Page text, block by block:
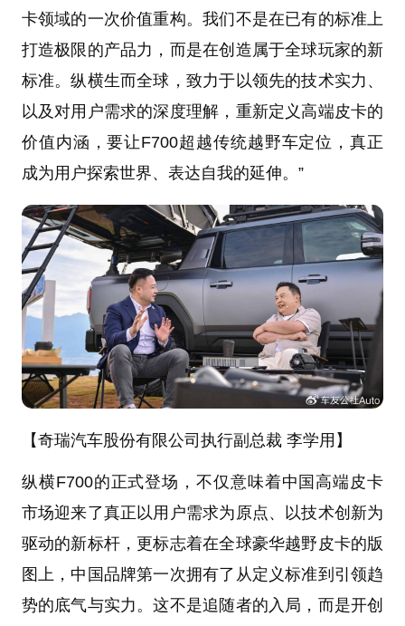
卡领域的一次价值重构。我们不是在已有的标准上
打造极限的产品力，而是在创造属于全球玩家的新
标准。纵横生而全球，致力于以领先的技术实力、
以及对用户需求的深度理解，重新定义高端皮卡的
价值内涵，要让F700超越传统越野车定位，真正
成为用户探索世界、表达自我的延伸。”
【奇瑞汽车股份有限公司执行副总裁 李学用】
纵横F700的正式登场，不仅意味着中国高端皮卡
市场迎来了真正以用户需求为原点、以技术创新为
驱动的新标杆，更标志着在全球豪华越野皮卡的版
图上，中国品牌第一次拥有了从定义标准到引领趋
势的底气与实力。这不是追随者的入局，而是开创